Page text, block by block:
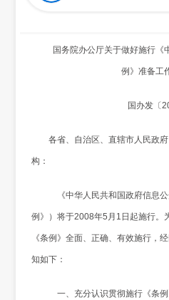
国务院办公厅关于做好施行《
例》准备工
国办发〔
各省、自治区、直辖市人民政
构：
《中华人民共和国政府信息
例》）将于2008年5月1日起施行。
《条例》全面、正确、有效施行，
知如下：
一、充分认识贯彻施行《条